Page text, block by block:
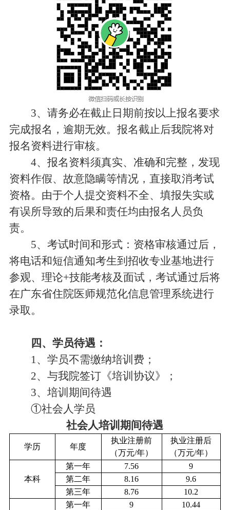
3、请务必在截止日期前按以上报名要求
完成报名，逾期无效。报名截止后我院将对
报名资料进行审核。
4、报名资料须真实、准确和完整，发现
资料作假、故意隐瞒等情况，直接取消考试
资格。由于个人提交资料不全、填报失实或
有误所导致的后果和责任均由报名人员负
责。
5、考试时间和形式：资格审核通过后，
将电话和短信通知考生到招收专业基地进行
参观、理论+技能考核及面试，考试通过后将
在广东省住院医师规范化信息管理系统进行
录取。
四、学员待遇：
1、学员不需缴纳培训费；
2、与我院签订《培训协议》；
3、培训期间待遇
①社会人学员
社会人培训期间待遇
学历 年度
执业注册前
（万元/年）
执业注册后
（万元/年）
本科
第一年 7.56
9
第二年
8.16
9.6
第三年
8.76 10.2
第一年 9
10.44